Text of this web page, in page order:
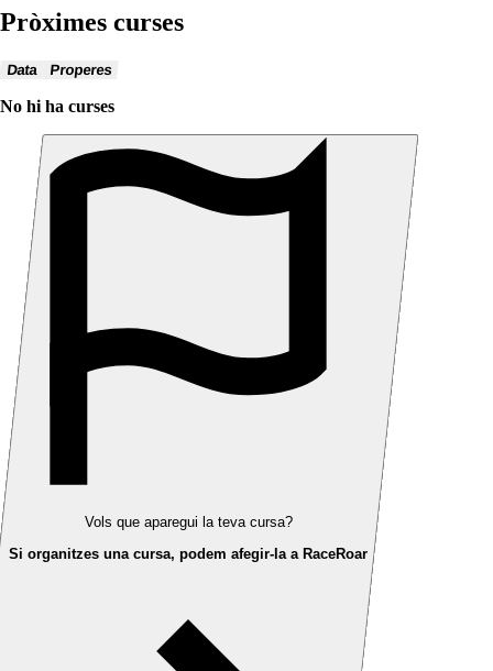
Pròximes curses
Data Properes
No hi ha curses
Vols que aparegui la teva cursa?
Si organitzes una cursa, podem afegir-la a RaceRoar